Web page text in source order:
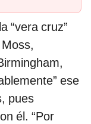
“vera cruz”
ese
pues
él. “Por